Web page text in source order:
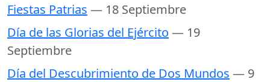
Fiestas Patrias — 18 Septiembre
Día de las Glorias del Ejército — 19
Septiembre
Día del Descubrimiento de Dos Mundos — 9